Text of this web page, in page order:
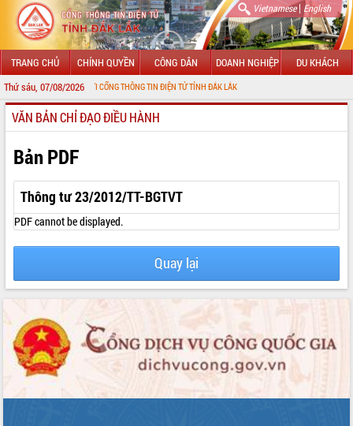
Vietnamese| English
TRANG CHỦ CHÍNH QUYỀN CÔNG DÂN DOANH NGHIỆP DU KHÁCH
Thứ sáu, 07/08/2026
ĐẾN VỚI CỔNG THÔNG TIN ĐIỆN TỬ TỈNH ĐẮK LẮK
GIỚI THIỆU
LÃNH ĐẠO UBND TỈNH
TIN TỨC SỰ KIỆN
SỞ, BAN, NGÀNH
UBND CÁC XÃ, PHƯỜNG
THÔNG TIN CHỈ ĐẠO ĐIỀU HÀNH
VĂN BẢN HĐND TỈNH
ĐIỂM TIN VĂN BẢN
VĂN BẢN CHỈ ĐẠO ĐIỀU HÀNH
Bản PDF
Thông tư 23/2012/TT-BGTVT
PDF cannot be displayed.
Quay lại